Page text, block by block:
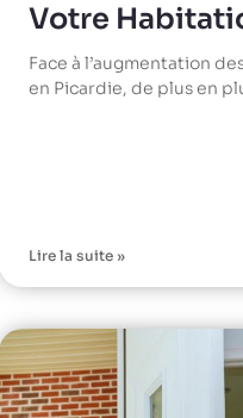
Votre
Face à l’augmentation
en Picardie, de plus en
Lire la suite »